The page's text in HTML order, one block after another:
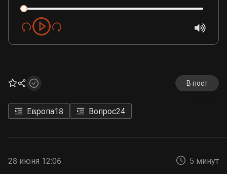
В пост
Европа18 Вопрос24
28 июня 12:06 5 минут